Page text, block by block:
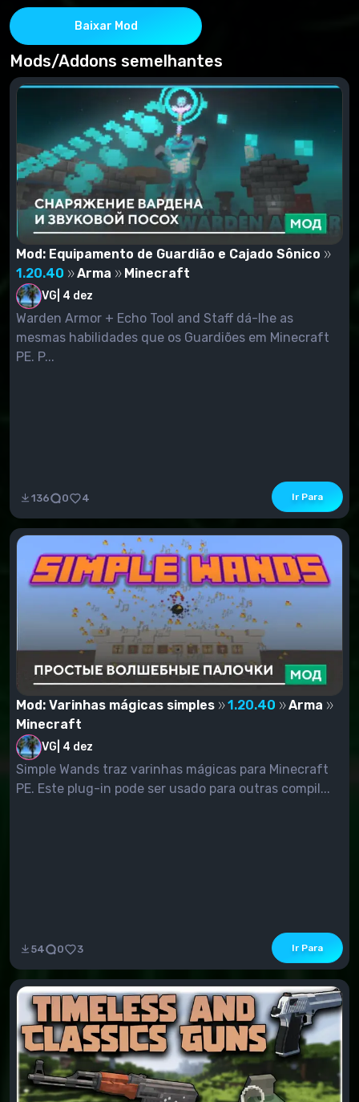
Baixar Mod
Mods/Addons semelhantes
Mod: Equipamento de Guardião e Cajado Sônico
1.20.40
Arma Minecraft
VG 4 dez
Warden Armor + Echo Tool and Staff dá-lhe as
mesmas habilidades que os Guardiões em Minecraft
PE. P...
136 0 4 Ir Para
Mod: Varinhas mágicas simples 1.20.40
Arma
Minecraft
VG 4 dez
Simple Wands traz varinhas mágicas para Minecraft
PE. Este plug-in pode ser usado para outras compil...
54 0 3 Ir Para